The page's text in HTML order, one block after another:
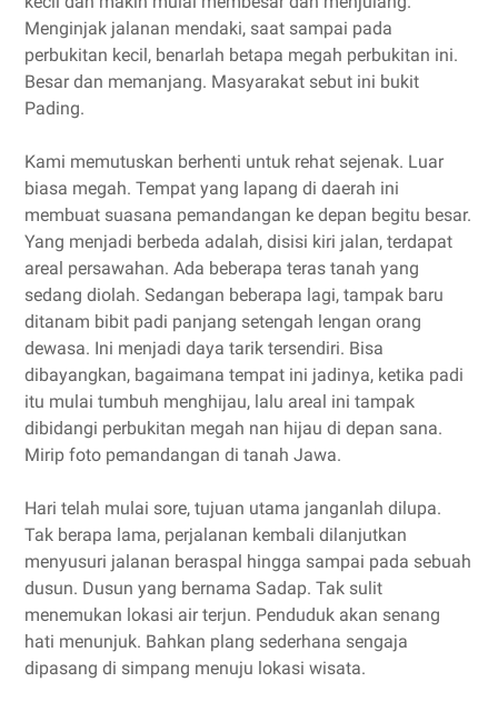
Menginjak jalanan mendaki, saat sampai pada
perbukitan kecil, benarlah betapa megah perbukitan ini.
Besar dan memanjang. Masyarakat sebut ini bukit
Pading.
Kami memutuskan berhenti untuk rehat sejenak. Luar
biasa megah. Tempat yang lapang di daerah ini
membuat suasana pemandangan ke depan begitu besar.
Yang menjadi berbeda adalah, disisi kiri jalan, terdapat
areal persawahan. Ada beberapa teras tanah yang
sedang diolah. Sedangan beberapa lagi, tampak baru
ditanam bibit padi panjang setengah lengan orang
dewasa. Ini menjadi daya tarik tersendiri. Bisa
dibayangkan, bagaimana tempat ini jadinya, ketika padi
itu mulai tumbuh menghijau, lalu areal ini tampak
dibidangi perbukitan megah nan hijau di depan sana.
Mirip foto pemandangan di tanah Jawa.
Hari telah mulai sore, tujuan utama janganlah dilupa.
Tak berapa lama, perjalanan kembali dilanjutkan
menyusuri jalanan beraspal hingga sampai pada sebuah
dusun. Dusun yang bernama Sadap. Tak sulit
menemukan lokasi air terjun. Penduduk akan senang
hati menunjuk. Bahkan plang sederhana sengaja
dipasang di simpang menuju lokasi wisata.